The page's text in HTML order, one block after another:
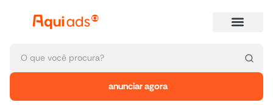
anunciar agora